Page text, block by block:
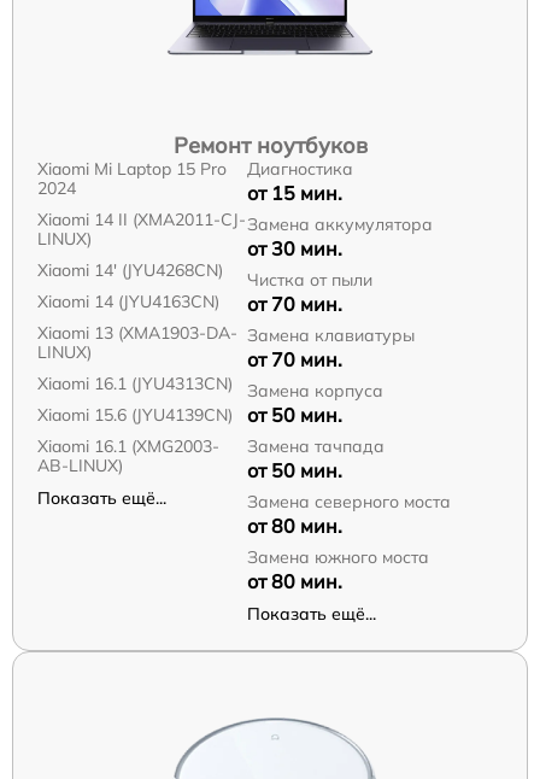
Ремонт ноутбуков
Xiaomi Mi Laptop 15 Pro
2024
Xiaomi 14 II (XMA2011-CJ-
LINUX)
Xiaomi 14' (JYU4268CN)
Xiaomi 14 (JYU4163CN)
Xiaomi 13 (XMA1903-DA-
LINUX)
Xiaomi 16.1 (JYU4313CN)
Xiaomi 15.6 (JYU4139CN)
Xiaomi 16.1 (XMG2003-
AB-LINUX)
Показать ещё...
Диагностика
от 15 мин.
Замена аккумулятора
от 30 мин.
Чистка от пыли
от 70 мин.
Замена клавиатуры
от 70 мин.
Замена корпуса
от 50 мин.
Замена тачпада
от 50 мин.
Замена северного моста
от 80 мин.
Замена южного моста
от 80 мин.
Показать ещё...